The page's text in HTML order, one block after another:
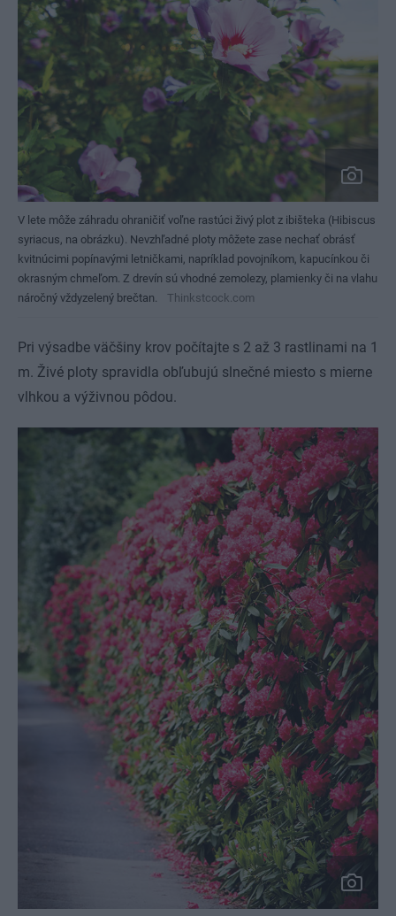
V lete môže záhradu ohraničiť voľne rastúci živý plot z ibišteka (Hibiscus
syriacus, na obrázku). Nevzhľadné ploty môžete zase nechať obrásť
kvitnúcimi popínavými letničkami, napríklad povojníkom, kapucínkou či
okrasným chmeľom. Z drevín sú vhodné zemolezy, plamienky či na vlahu
náročný vždyzelený brečtan.
Thinkstcock.com
Pri výsadbe väčšiny krov počítajte s 2 až 3 rastlinami na 1
m. Živé ploty spravidla obľubujú slnečné miesto s mierne
vlhkou a výživnou pôdou.